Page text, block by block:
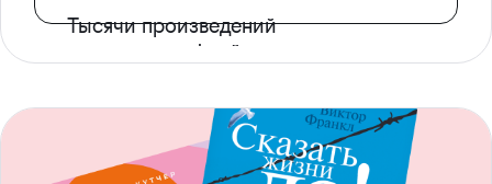
Тысячи произведений
с доступом офлайн